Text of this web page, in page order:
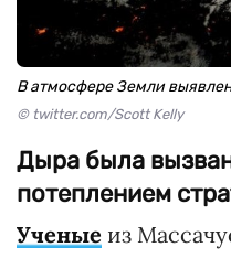
В атмосфере Земли
© twitter.com/Scott Kelly
Дыра была
потеплением
Ученые из